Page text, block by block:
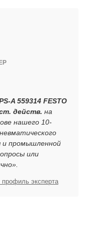
A 559314 FESTO
действ. на
нашего 10-
и промышленной
или
профиль эксперта